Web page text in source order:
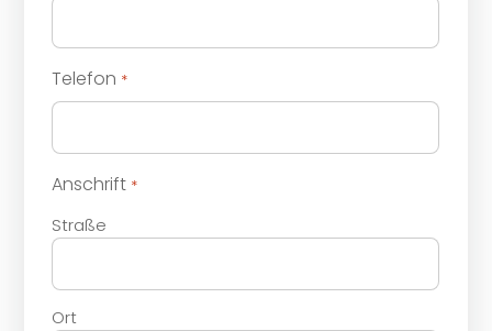
Telefon *
Anschrift *
Straße
Ort